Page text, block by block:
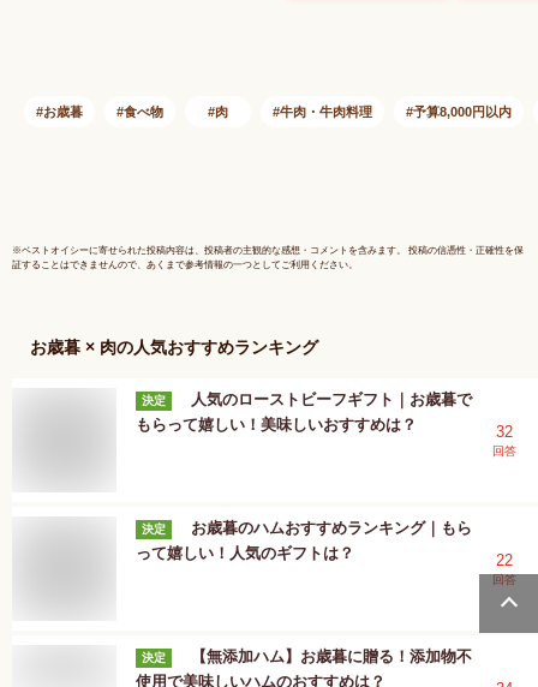
焼き 和牛 しゃぶし
送料無料
お歳暮 食べ物 肉 牛肉・牛肉料理 予算8,000円以内
※ベストオイシーに寄せられた投稿内容は、投稿者の主観的な感想・コメントを含みます。 投稿の信憑性・正確性を保
証することはできませんので、あくまで参考情報の一つとしてご利用ください。
お歳暮 × 肉の人気おすすめランキング
決定
人気のローストビーフギフト｜お歳暮で
もらって嬉しい！美味しいおすすめは？
32
回答
決定
お歳暮のハムおすすめランキング｜もら
って嬉しい！人気のギフトは？
22
回答
決定
【無添加ハム】お歳暮に贈る！添加物不
使用で美味しいハムのおすすめは？